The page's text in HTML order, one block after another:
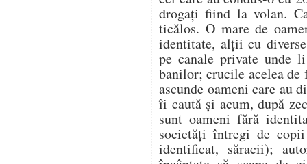
drogați fiind la volan.
ticălos. O mare de
identitate, alții cu
pe canale private unde
banilor; crucile acelea de
ascunde oameni care au
îi caută și acum, după
sunt oameni fără
societăți întregi de
identificat, săracii);